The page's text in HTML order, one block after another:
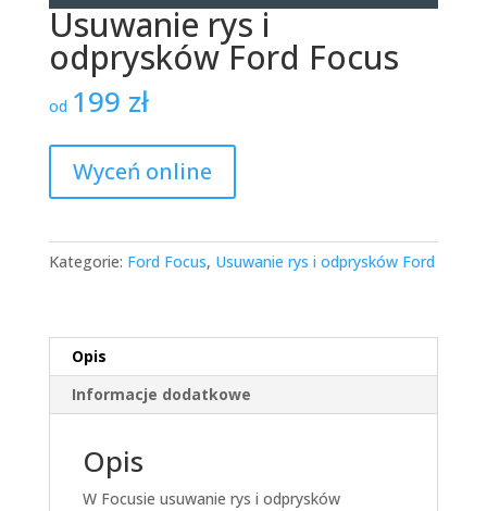
Usuwanie rys i
odprysków Ford Focus
od 199 zł
Wyceń online
Kategorie: Ford Focus, Usuwanie rys i odprysków Ford
Opis
Informacje dodatkowe
Opis
W Focusie usuwanie rys i odprysków